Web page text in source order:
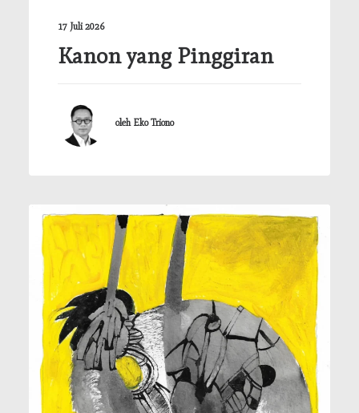
17 Juli 2026
Kanon yang Pinggiran
oleh Eko Triono